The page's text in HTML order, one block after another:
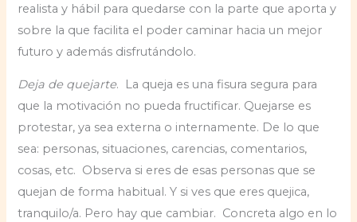
realista y hábil para quedarse con la parte que aporta y
sobre la que facilita el poder caminar hacia un mejor
futuro y además disfrutándolo.
Deja de quejarte. La queja es una fisura segura para
que la motivación no pueda fructificar. Quejarse es
protestar, ya sea externa o internamente. De lo que
sea: personas, situaciones, carencias, comentarios,
cosas, etc. Observa si eres de esas personas que se
quejan de forma habitual. Y si ves que eres quejica,
tranquilo/a. Pero hay que cambiar. Concreta algo en lo